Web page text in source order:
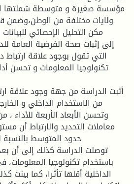
مؤسسة صغيرة و متوسطة شملتها
ولايات مختلفة من الوطن،وضمن
مكن التحليل الإحصائي
التي تقول بوجود علاقة ارتباط
تكنولوجيا المعلومات و تحسن
أثبت الدراسة من جهة وجود علاقة
من الاستخدام الداخلي و
وتحسن الأبعاد الأربعة
معاملات التحديد والارتباط أن
حدود المتوسط بالنسبة
توصلت الدراسة كذلك إلى أن بعد
باستخدام تكنولوجيا
الداخلية أقلها تأثرا، كما بينت